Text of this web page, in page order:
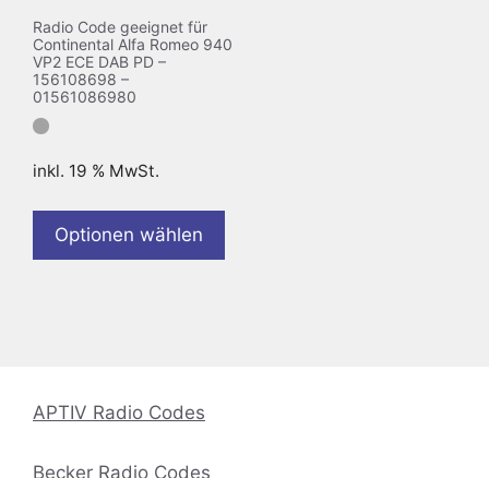
Radio Code geeignet für
Continental Alfa Romeo 940
VP2 ECE DAB PD –
156108698 –
01561086980
inkl. 19 % MwSt.
Optionen wählen
APTIV Radio Codes
Becker Radio Codes